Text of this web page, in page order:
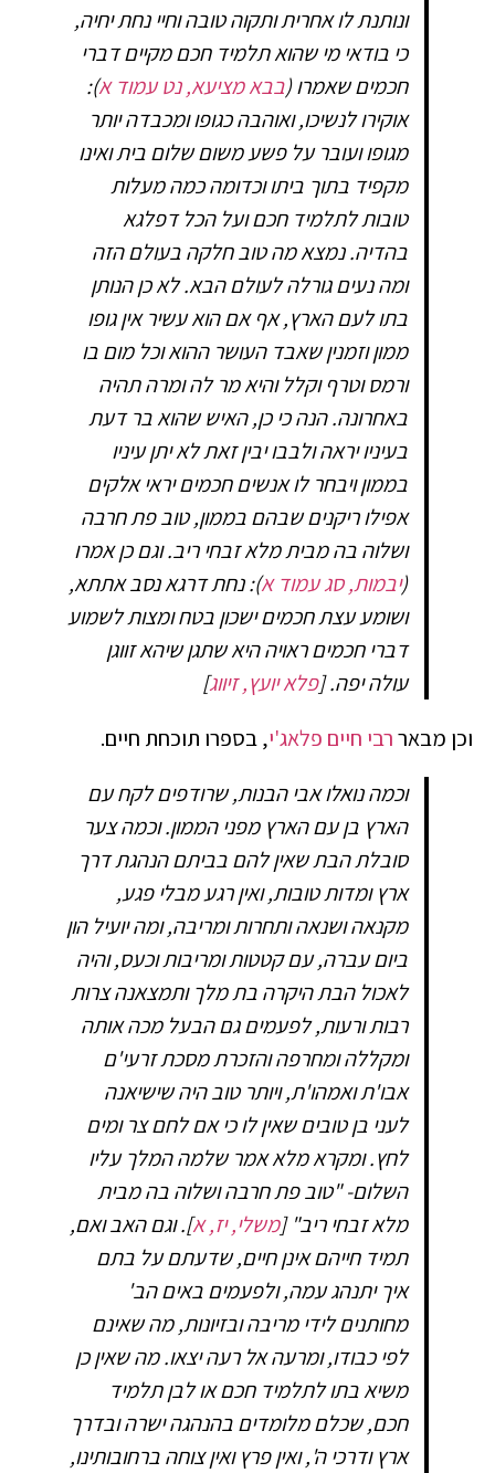
ונותנת לו אחרית ותקוה טובה וחיי נחת יחיה,
כי בודאי מי שהוא תלמיד חכם מקיים דברי
חכמים שאמרו (בבא מציעא, נט עמוד א):
אוקירו לנשיכו, ואוהבה כגופו ומכבדה יותר
מגופו ועובר על פשע משום שלום בית ואינו
מקפיד בתוך ביתו וכדומה כמה מעלות
טובות לתלמיד חכם ועל הכל דפלגא
בהדיה. נמצא מה טוב חלקה בעולם הזה
ומה נעים גורלה לעולם הבא. לא כן הנותן
בתו לעם הארץ, אף אם הוא עשיר אין גופו
ממון וזמנין שאבד העושר ההוא וכל מום בו
ורמס וטרף וקלל והיא מר לה ומרה תהיה
באחרונה. הנה כי כן, האיש שהוא בר דעת
בעיניו יראה ולבבו יבין זאת לא יתן עיניו
בממון ויבחר לו אנשים חכמים יראי אלקים
אפילו ריקנים שבהם בממון, טוב פת חרבה
ושלוה בה מבית מלא זבחי ריב. וגם כן אמרו
(יבמות, סג עמוד א): נחת דרגא נסב אתתא,
ושומע עצת חכמים ישכון בטח ומצות לשמוע
דברי חכמים ראויה היא שתגן שיהא זווגן
עולה יפה.[פלא יועץ, זיווג]
וכן מבאררבי חיים פלאג'י, בספרו תוכחת חיים.
וכמה נואלו אבי הבנות, שרודפים לקח עם
הארץ בן עם הארץ מפני הממון. וכמה צער
סובלת הבת שאין להם בביתם הנהגת דרך
ארץ ומדות טובות, ואין רגע מבלי פגע,
מקנאה ושנאה ותחרות ומריבה, ומה יועיל הון
ביום עברה, עם קטטות ומריבות וכעס, והיה
לאכול הבת היקרה בת מלך ותמצאנה צרות
רבות ורעות, לפעמים גם הבעל מכה אותה
ומקללה ומחרפה והזכרת מסכת זרעי'ם
אבו'ת ואמהו'ת, ויותר טוב היה שישיאנה
לעני בן טובים שאין לו כי אם לחם צר ומים
לחץ. ומקרא מלא אמר שלמה המלך עליו
השלום- "טוב פת חרבה ושלוה בה מבית
מלא זבחי ריב" [משלי, יז, א]. וגם האב ואם,
תמיד חייהם אינן חיים, שדעתם על בתם
איך יתנהג עמה, ולפעמים באים הב'
מחותנים לידי מריבה ובזיונות, מה שאינם
לפי כבודו, ומרעה אל רעה יצאו. מה שאין כן
משיא בתו לתלמיד חכם או לבן תלמיד
חכם, שכלם מלומדים בהנהגה ישרה ובדרך
ארץ ודרכי ה', ואין פרץ ואין צוחה ברחובותינו,